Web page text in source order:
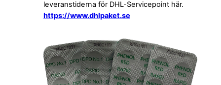
leveranstiderna för DHL-Servicepoint här.
https://www.dhlpaket.se